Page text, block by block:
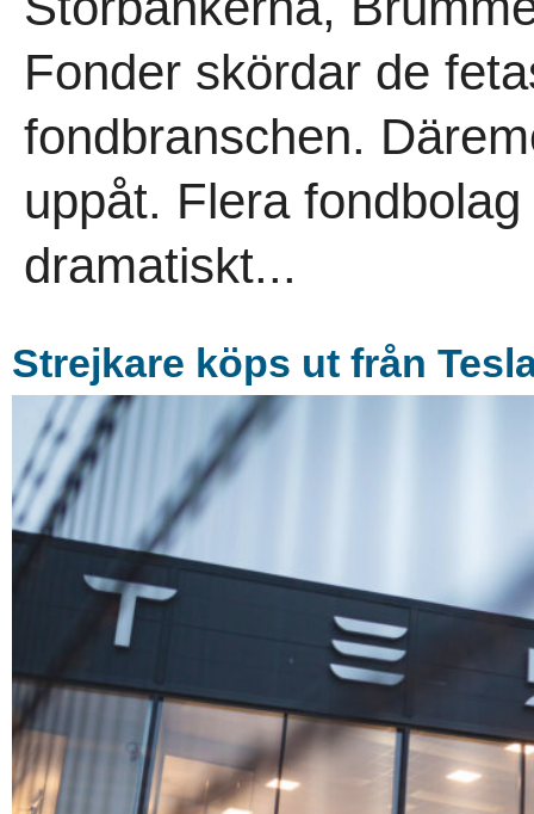
Fonder skördar de
fondbranschen.
uppåt. Flera
dramatiskt...
Strejkare köps ut från